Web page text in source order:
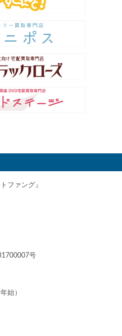
ファング』
号
始）